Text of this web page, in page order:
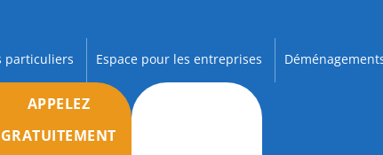
particuliers Espace pour les entreprises
APPELEZ
GRATUITEMENT